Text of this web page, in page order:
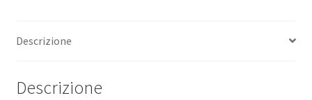
Descrizione
Descrizione